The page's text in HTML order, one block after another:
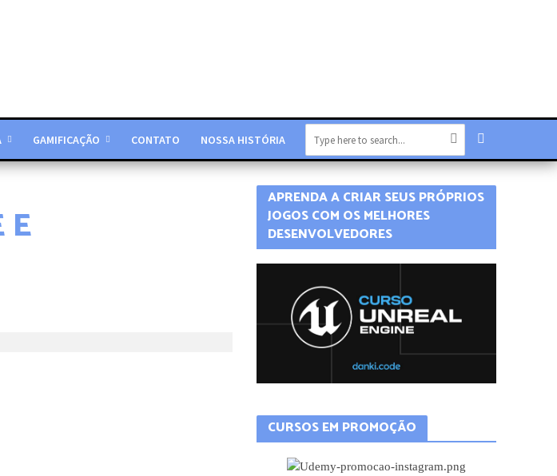
GAMIFICAÇÃO CONTATO NOSSA HISTÓRIA
E
APRENDA A CRIAR SEUS PRÓPRIOS
JOGOS COM OS MELHORES
DESENVOLVEDORES
CURSOS EM PROMOÇÃO